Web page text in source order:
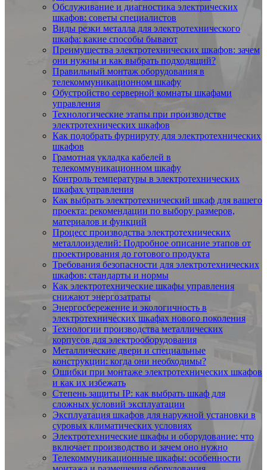
Обслуживание и диагностика электрических
шкафов: советы специалистов
Виды резки металла для электротехнического
шкафа: какие способы бывают
Преимущества электротехнических шкафов: зачем
они нужны и как выбрать подходящий?
Правильный монтаж оборудования в
телекоммуникационном шкафу
Обустройство серверной комнаты шкафами
управления
Технологические этапы при производстве
электротехнических шкафов
Как подобрать фурнируту для электротехнических
шкафов
Грамотная укладка кабелей в
телекоммуникационном шкафу
Контроль температуры в электротехнических
шкафах управления
Как выбрать электротехнический шкаф для вашего
проекта: рекомендации по выбору размеров,
материалов и функций
Процесс производства электротехнических
металлоизделий: Подробное описание этапов от
проектирования до готового продукта
Требования безопасности для электротехнических
шкафов: стандарты и нормы
Как электротехнические шкафы управления
снижают энергозатраты
Энергосбережение и экологичность в
электротехнических шкафах нового поколения
Технологии производства металлических
корпусов для электрооборудования
Металлические двери и специальные
конструкции: когда они необходимы?
Ошибки при монтаже электротехнических шкафов
и как их избежать
Степень защиты IP: как выбрать шкаф для
сложных условий эксплуатации
Эксплуатация шкафов для наружной установки в
суровых климатических условиях
Электротехнические шкафы и оборудование: что
включает производство и зачем оно нужно
Телекоммуникационные шкафы: особенности